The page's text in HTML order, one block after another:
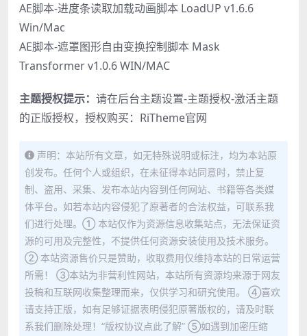
AE脚本-进度条读取加载动画脚本 LoadUP v1.6.6
Win/Mac
AE脚本-遮罩图形自由变换控制脚本 Mask
Transformer v1.0.6 WIN/MAC
主题授权提示： 请在后台主题设置-主题授权-激活主题
的正版授权，授权购买： RiTheme官网
声明：本站所有文章，如无特殊说明或标注，均为本站原
创发布。任何个人或组织，在未征得本站同意时，禁止复
制、盗用、采集、发布本站内容到任何网站、书籍等各类媒
体平台。如若本站内容侵犯了原著者的合法权益，可联系我
们进行处理。① 本站仅作为资源信息收集站点，无法保证资
源的可用及完整性，不提供任何资源安装使用及技术服务。
② 本站资源售价只是赞助，收取费用仅维持本站的日常运营
所需！ ③本站为非营利性网站，本站所有资源均来源于网友
投稿和互联网收集整理而来，仅供学习和研究使用。 ④喜欢
请支持正版，如有足够证据表明侵犯原著版权的，请及时联
系我们删除处理！“版权协议点此了解” ⑤如遇到加密压缩